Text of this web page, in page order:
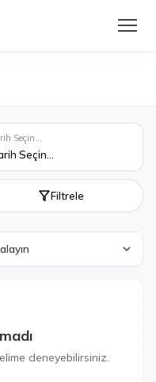
Seçin...
Seçin...
Filtrele
deneyebilirsiniz.